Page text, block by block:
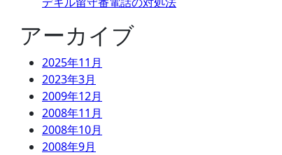
アーカイブ
2025年11月
2023年3月
2009年12月
2008年11月
2008年10月
2008年9月